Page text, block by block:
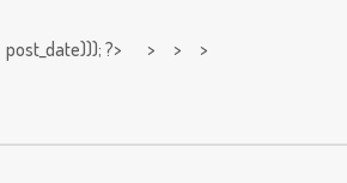
post_date))); ?> > > >